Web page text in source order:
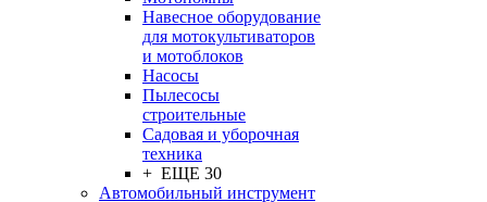
Навесное оборудование
для мотокультиваторов
и мотоблоков
Насосы
Пылесосы
строительные
Садовая и уборочная
техника
+ ЕЩЕ 30
Автомобильный инструмент